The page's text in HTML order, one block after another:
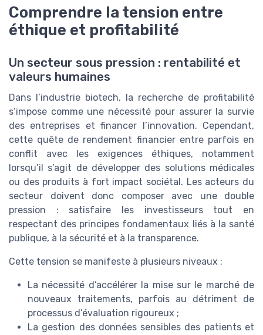
Comprendre la tension entre
éthique et profitabilité
Un secteur sous pression : rentabilité et
valeurs humaines
Dans l’industrie biotech, la recherche de profitabilité
s’impose comme une nécessité pour assurer la survie
des entreprises et financer l’innovation. Cependant,
cette quête de rendement financier entre parfois en
conflit avec les exigences éthiques, notamment
lorsqu’il s’agit de développer des solutions médicales
ou des produits à fort impact sociétal. Les acteurs du
secteur doivent donc composer avec une double
pression : satisfaire les investisseurs tout en
respectant des principes fondamentaux liés à la santé
publique, à la sécurité et à la transparence.
Cette tension se manifeste à plusieurs niveaux :
La nécessité d’accélérer la mise sur le marché de
nouveaux traitements, parfois au détriment de
processus d’évaluation rigoureux ;
La gestion des données sensibles des patients et